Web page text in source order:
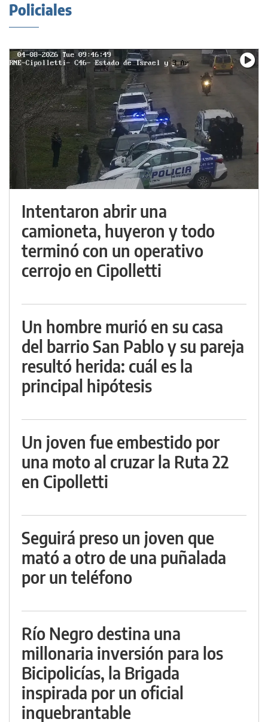
Policiales
Intentaron abrir una
camioneta, huyeron y todo
terminó con un operativo
cerrojo en Cipolletti
Un hombre murió en su casa
del barrio San Pablo y su pareja
resultó herida: cuál es la
principal hipótesis
Un joven fue embestido por
una moto al cruzar la Ruta 22
en Cipolletti
Seguirá preso un joven que
mató a otro de una puñalada
por un teléfono
Río Negro destina una
millonaria inversión para los
Bicipolicías, la Brigada
inspirada por un oficial
inquebrantable